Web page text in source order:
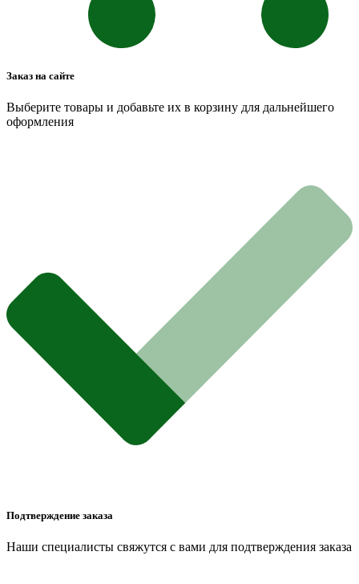
Заказ на сайте
Выберите товары и добавьте их в корзину для дальнейшего
оформления
Подтверждение заказа
Наши специалисты свяжутся с вами для подтверждения заказа